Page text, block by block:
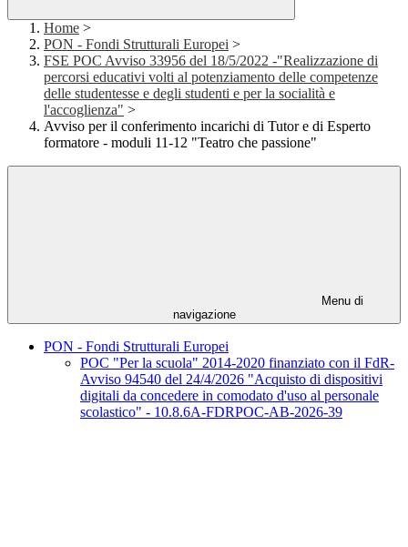
Home >
PON - Fondi Strutturali Europei >
FSE POC Avviso 33956 del 18/5/2022 -"Realizzazione di
percorsi educativi volti al potenziamento delle competenze
delle studentesse e degli studenti e per la socialità e
l'accoglienza" >
Avviso per il conferimento incarichi di Tutor e di Esperto
formatore - moduli 11-12 "Teatro che passione"
Menu di
navigazione
PON - Fondi Strutturali Europei
POC "Per la scuola" 2014-2020 finanziato con il FdR-
Avviso 94540 del 24/4/2026 "Acquisto di dispositivi
digitali da concedere in comodato d'uso al personale
scolastico" - 10.8.6A-FDRPOC-AB-2026-39